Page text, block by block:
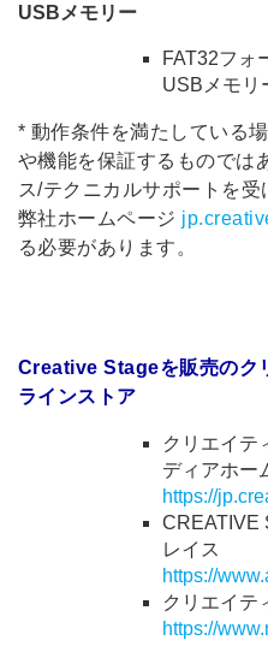
USBメモリー
FAT32フォ
USBメモリ
* 動作条件を満たしている
や機能を保証するものでは
ス/テクニカルサポートを
弊社ホームページ
る必要があります。
Creative Stageを販売のク
ラインストア
クリエイテ
ディアホー
https://
CREATIVE
レイス
https://
クリエイテ
https://